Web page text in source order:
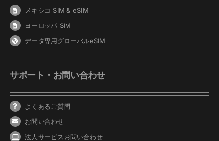
メキシコ SIM & eSIM
ヨーロッパ SIM
データ専用グローバルeSIM
サポート・お問い合わせ
よくあるご質問
お問い合わせ
法人サービスお問い合わせ